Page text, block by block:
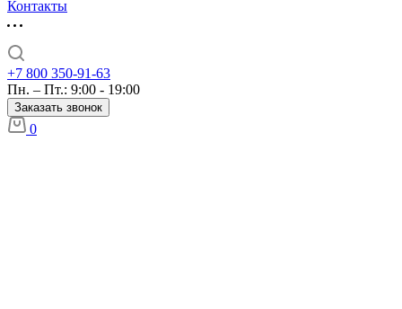
Контакты
+7 800 350-91-63
Пн. – Пт.: 9:00 - 19:00
Заказать звонок
0